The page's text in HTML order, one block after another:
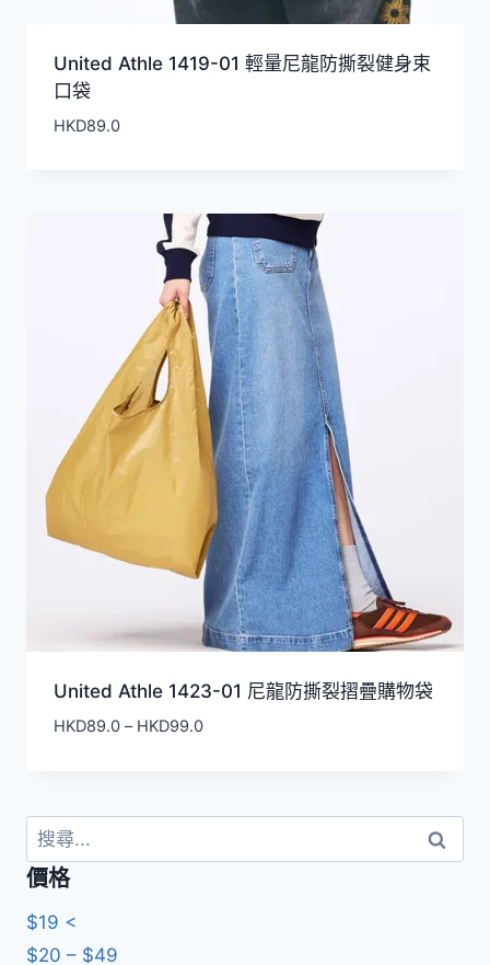
United Athle 1419-01 輕量尼龍防撕裂健身束
口袋
HKD89.0
United Athle 1423-01 尼龍防撕裂摺疊購物袋
HKD89.0 – HKD99.0價
搜
尋
關
鍵
字:
價格
$19 <
$20 – $49